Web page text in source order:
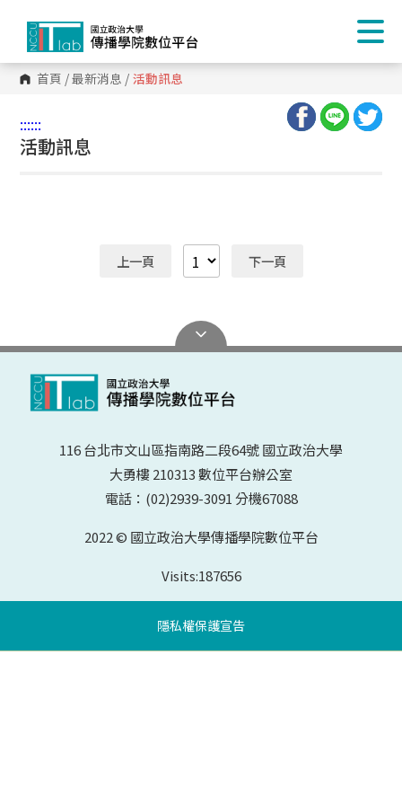
首頁 /最新消息 / 活動訊息
::::::
活動訊息
上一頁 下一頁
116 台北市文山區指南路二段64號 國立政治大學
大勇樓 210313 數位平台辦公室
電話：(02)2939-3091 分機67088
2022 © 國立政治大學傳播學院數位平台
Visits:187656
隱私權保護宣告